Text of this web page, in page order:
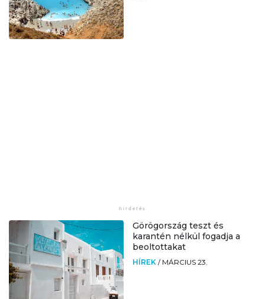
Görögország teszt és
karantén nélkül fogadja a
beoltottakat
HÍREK / MÁRCIUS 23.